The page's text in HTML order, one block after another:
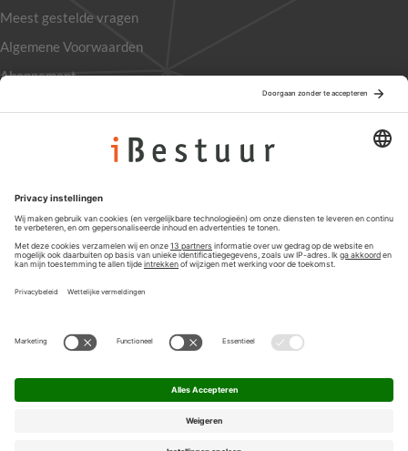
Meest gestelde vragen
Algemene Voorwaarden
Abonnement
Privacyinstellingen